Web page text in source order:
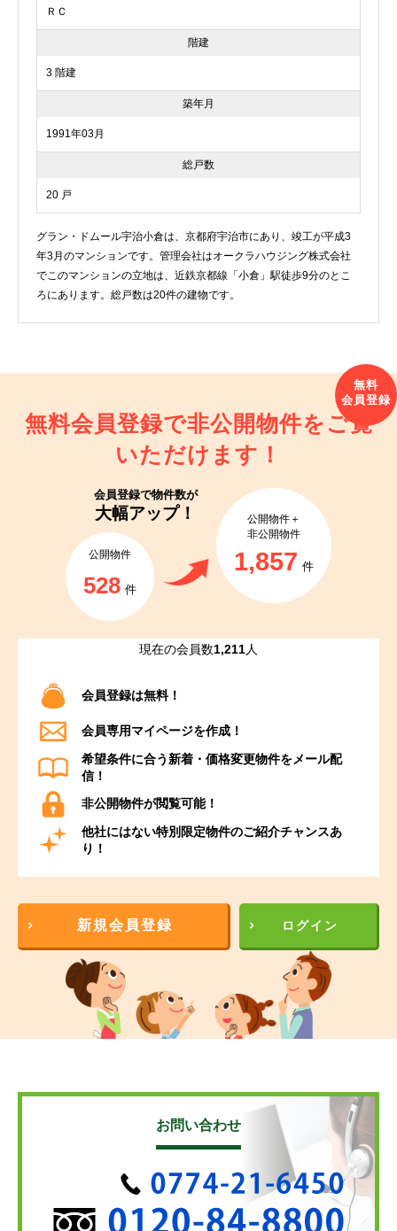
ＲＣ
階建
3 階建
築年月
1991年03月
総戸数
20 戸
グラン・ドムール宇治小倉は、京都府宇治市にあり、竣工が平成3
年3月のマンションです。管理会社はオークラハウジング株式会社
でこのマンションの立地は、近鉄京都線「小倉」駅徒歩9分のとこ
ろにあります。総戸数は20件の建物です。
無料会員登録で非公開物件を ご覧
いただけます！
会員登録で物件数が
大幅アップ！
公開物件
528 件
公開物件＋
非公開物件
1,857 件
現在の会員数1,211人
会員登録は無料！
会員専用マイページを作成！
希望条件に合う新着・価格変更物件をメール配
信！
非公開物件が閲覧可能！
他社にはない特別限定物件のご紹介チャンスあ
り！
新規会員登録 ログイン
お問い合わせ